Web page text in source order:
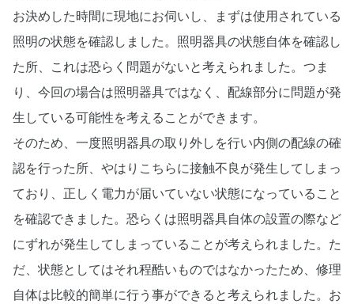
お決めした時間に現地にお伺いし、まずは使用されている
照明の状態を確認しました。照明器具の状態自体を確認し
た所、これは恐らく問題がないと考えられました。つま
り、今回の場合は照明器具ではなく、配線部分に問題が発
生している可能性を考えることができます。
そのため、一度照明器具の取り外しを行い内側の配線の確
認を行った所、やはりこちらに接触不良が発生してしまっ
ており、正しく電力が届いていない状態になっていること
を確認できました。恐らくは照明器具自体の設置の際など
にずれが発生してしまっていることが考えられました。た
だ、状態としてはそれ程酷いものではなかったため、修理
自体は比較的簡単に行う事ができると考えられました。お